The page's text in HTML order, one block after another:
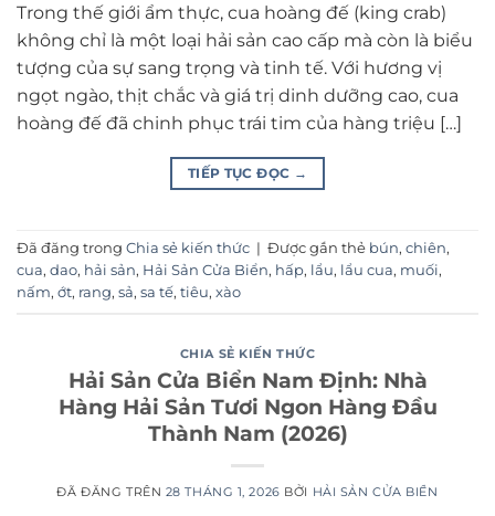
Trong thế giới ẩm thực, cua hoàng đế (king crab)
không chỉ là một loại hải sản cao cấp mà còn là biểu
tượng của sự sang trọng và tinh tế. Với hương vị
ngọt ngào, thịt chắc và giá trị dinh dưỡng cao, cua
hoàng đế đã chinh phục trái tim của hàng triệu […]
TIẾP TỤC ĐỌC →
Đã đăng trong Chia sẻ kiến thức | Được gắn thẻ bún, chiên,
cua, dao, hải sản, Hải Sản Cửa Biển, hấp, lẩu, lẩu cua, muối,
nấm, ớt, rang, sả, sa tế, tiêu, xào
CHIA SẺ KIẾN THỨC
Hải Sản Cửa Biển Nam Định: Nhà
Hàng Hải Sản Tươi Ngon Hàng Đầu
Thành Nam (2026)
ĐÃ ĐĂNG TRÊN 28 THÁNG 1, 2026 BỞI HẢI SẢN CỬA BIỂN